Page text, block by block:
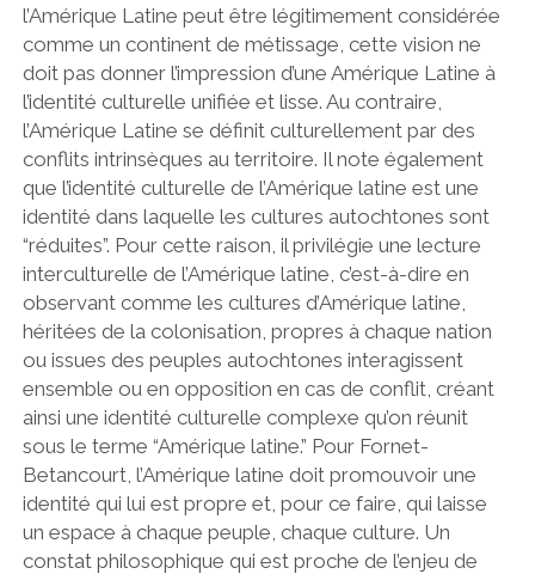
l’Amérique Latine peut être légitimement considérée
comme un continent de métissage, cette vision ne
doit pas donner l’impression d’une Amérique Latine à
l’identité culturelle unifiée et lisse. Au contraire,
l’Amérique Latine se définit culturellement par des
conflits intrinsèques au territoire. Il note également
que l’identité culturelle de l’Amérique latine est une
identité dans laquelle les cultures autochtones sont
“réduites”. Pour cette raison, il privilégie une lecture
interculturelle de l’Amérique latine, c’est-à-dire en
observant comme les cultures d’Amérique latine,
héritées de la colonisation, propres à chaque nation
ou issues des peuples autochtones interagissent
ensemble ou en opposition en cas de conflit, créant
ainsi une identité culturelle complexe qu’on réunit
sous le terme “Amérique latine.” Pour Fornet-
Betancourt, l’Amérique latine doit promouvoir une
identité qui lui est propre et, pour ce faire, qui laisse
un espace à chaque peuple, chaque culture. Un
constat philosophique qui est proche de l’enjeu de